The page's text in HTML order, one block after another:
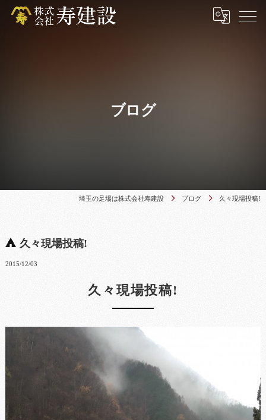
ブログ
埼玉の足場は株式会社寿建設 ブログ 久々現場投稿!
久々現場投稿!
2015/12/03
久々現場投稿!